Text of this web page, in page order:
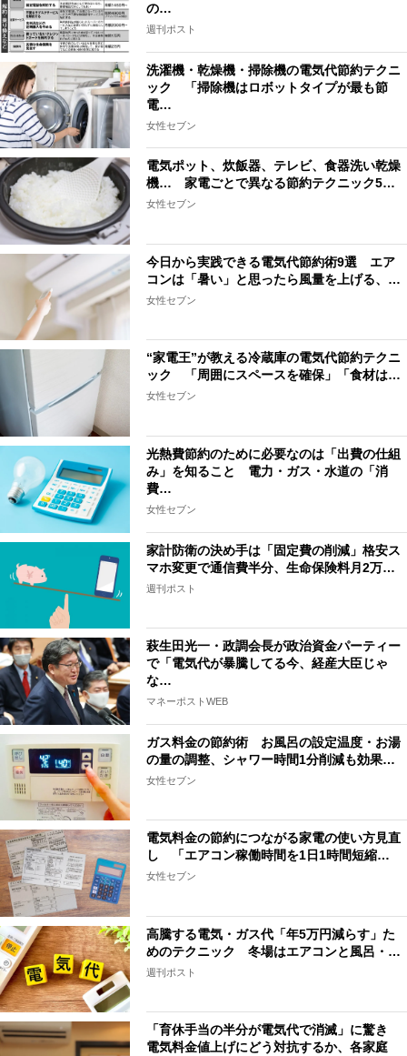
の…
週刊ポスト
洗濯機・乾燥機・掃除機の電気代節約テクニ
ック 「掃除機はロボットタイプが最も節
電…
女性セブン
電気ポット、炊飯器、テレビ、食器洗い乾燥
機… 家電ごとで異なる節約テクニック5…
女性セブン
今日から実践できる電気代節約術9選 エア
コンは「暑い」と思ったら風量を上げる、…
女性セブン
“家電王”が教える冷蔵庫の電気代節約テクニ
ック 「周囲にスペースを確保」「食材は…
女性セブン
光熱費節約のために必要なのは「出費の仕組
み」を知ること 電力・ガス・水道の「消
費…
女性セブン
家計防衛の決め手は「固定費の削減」格安ス
マホ変更で通信費半分、生命保険料月2万…
週刊ポスト
萩生田光一・政調会長が政治資金パーティー
で「電気代が暴騰してる今、経産大臣じゃ
な…
マネーポストWEB
ガス料金の節約術 お風呂の設定温度・お湯
の量の調整、シャワー時間1分削減も効果…
女性セブン
電気料金の節約につながる家電の使い方見直
し 「エアコン稼働時間を1日1時間短縮…
女性セブン
高騰する電気・ガス代「年5万円減らす」た
めのテクニック 冬場はエアコンと風呂・…
週刊ポスト
「育休手当の半分が電気代で消滅」に驚き
電気料金値上げにどう対抗するか、各家庭